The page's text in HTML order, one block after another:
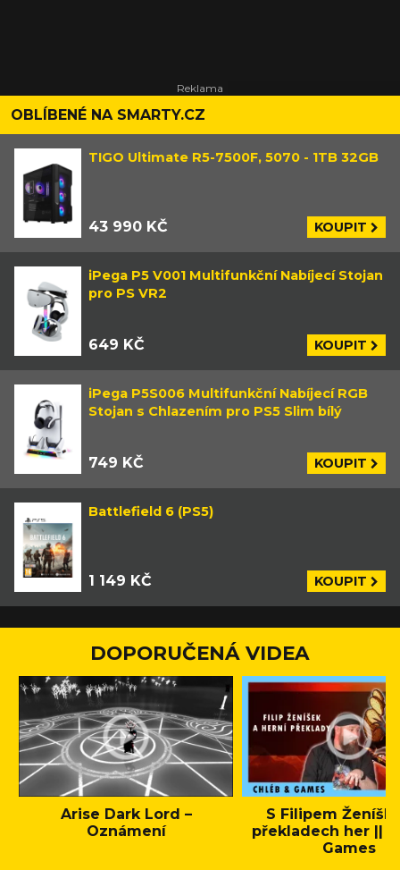
OBLÍBENÉ NA SMARTY.CZ
TIGO Ultimate R5-7500F, 5070 - 1TB 32GB
43 990 KČ KOUPIT
iPega P5 V001 Multifunkční Nabíjecí Stojan
pro PS VR2
649 KČ KOUPIT
iPega P5S006 Multifunkční Nabíjecí RGB
Stojan s Chlazením pro PS5 Slim bílý
749 KČ KOUPIT
Battlefield 6 (PS5)
1 149 KČ KOUPIT
DOPORUČENÁ VIDEA
Arise Dark Lord –
Oznámení
S Filipem
překladech her ||
Games